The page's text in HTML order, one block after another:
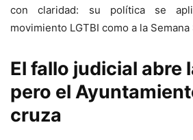
con claridad: su política se
movimiento LGTBI como a la Semana
El fallo judicial abre
pero el
cruza